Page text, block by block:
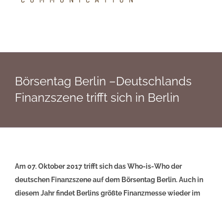
Börsentag Berlin –Deutschlands
Finanzszene trifft sich in Berlin
Am 07. Oktober 2017 trifft sich das Who-is-Who der
deutschen Finanzszene auf dem Börsentag Berlin. Auch in
diesem Jahr findet Berlins größte Finanzmesse wieder im